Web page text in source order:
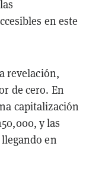
en este
revelación,
de cero. En
capitalización
y las
en